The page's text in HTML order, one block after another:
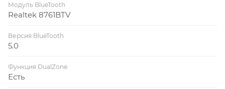
Модуль BlueTooth
Realtek 8761BTV
Версия BlueTooth
5.0
Функция DualZone
Есть